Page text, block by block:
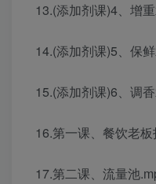
13.(添加剂课)4、增
14.(添加剂课)5、保
15.(添加剂课)6、调
16.第一课、餐饮老
17.第二课、流量池